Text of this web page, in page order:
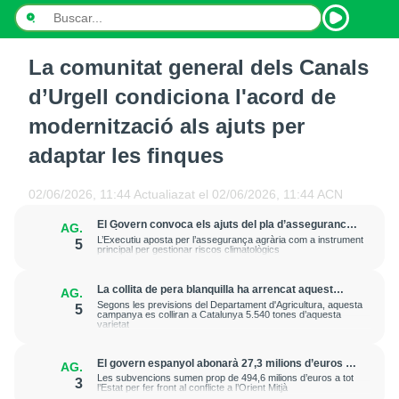
NOTÍCIES
PROGRAMES
ESPORTS
La comunitat general dels Canals
d’Urgell condiciona l'acord de
modernització als ajuts per
adaptar les finques
02/06/2026, 11:44 Actualiazat el 02/06/2026, 11:44 ACN
AG.
5
El Govern convoca els ajuts del pla d’assegurances
agràries del 2026 amb un pressupost de 20 milions
d’euros
L’Executiu aposta per l’assegurança agrària com a instrument
principal per gestionar riscos climatològics
AG.
5
La collita de pera blanquilla ha arrencat aquest
dimecres a Lleida amb unes bones expectatives de
qualitat i uns calibres més grans
Segons les previsions del Departament d'Agricultura, aquesta
campanya es colliran a Catalunya 5.540 tones d’aquesta
varietat
AG.
3
El govern espanyol abonarà 27,3 milions d’euros a
agricultors catalans en ajudes per comprar
fertilitzants
Les subvencions sumen prop de 494,6 milions d’euros a tot
l’Estat per fer front al conflicte a l’Orient Mitjà